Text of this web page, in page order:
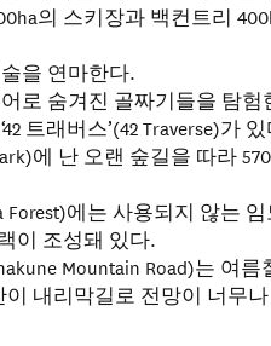
의 스키장과 백컨트리
을 연마한다.
로 숨겨진 골짜기들을 탐험
트래버스’(42 Traverse)가
에 난 오랜 숲길을 따라
Forest)에는 사용되지 않는
이 조성돼 있다.
Mountain Road)는 여
이 내리막길로 전망이 너무